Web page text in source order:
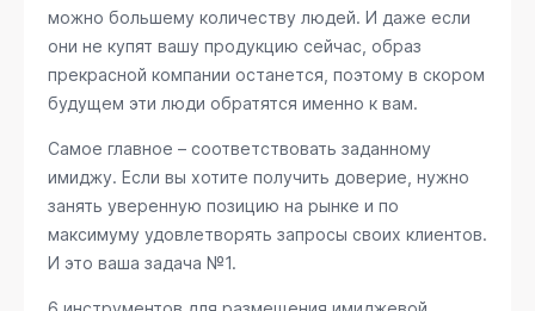
можно большему количеству людей. И даже если
они не купят вашу продукцию сейчас, образ
прекрасной компании останется, поэтому в скором
будущем эти люди обратятся именно к вам.
Самое главное – соответствовать заданному
имиджу. Если вы хотите получить доверие, нужно
занять уверенную позицию на рынке и по
максимуму удовлетворять запросы своих клиентов.
И это ваша задача №1.